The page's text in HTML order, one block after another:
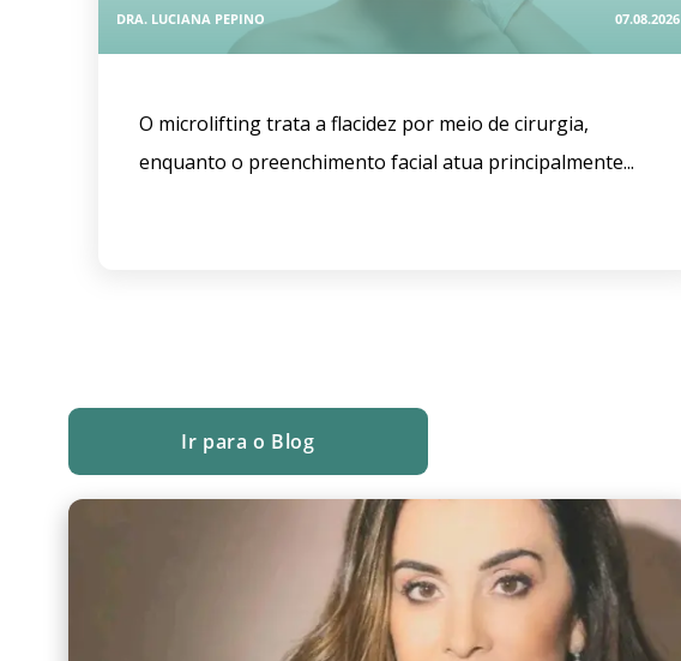
DRA. LUCIANA PEPINO 07.08.2026
O microlifting trata a flacidez por meio de cirurgia,
enquanto o preenchimento facial atua principalmente...
Ir para o Blog